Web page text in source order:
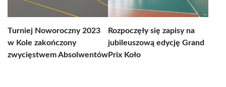
Turniej Noworoczny 2023
w Kole zakończony
zwycięstwem Absolwentów
Rozpoczęły się zapisy na
jubileuszową edycję Grand
Prix Koło